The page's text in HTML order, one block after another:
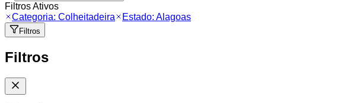
Filtros Ativos
Categoria: Colheitadeira Estado: Alagoas
Filtros
Filtros